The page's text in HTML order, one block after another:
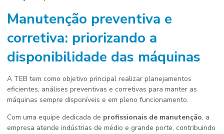
Manutenção preventiva e
corretiva: priorizando a
disponibilidade das máquinas
A TEB tem como objetivo principal realizar planejamentos
eficientes, análises preventivas e corretivas para manter as
máquinas sempre disponíveis e em pleno funcionamento.
Com uma equipe dedicada de profissionais de manutenção, a
empresa atende indústrias de médio e grande porte, contribuindo